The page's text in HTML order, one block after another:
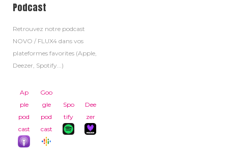
Podcast
Retrouvez notre podcast
NOVO / FLUX4 dans vos
plateformes favorites (Apple,
Deezer, Spotify...)
Ap
ple
pod
cast
Goo
gle
pod
cast
Spo
tify
Dee
zer